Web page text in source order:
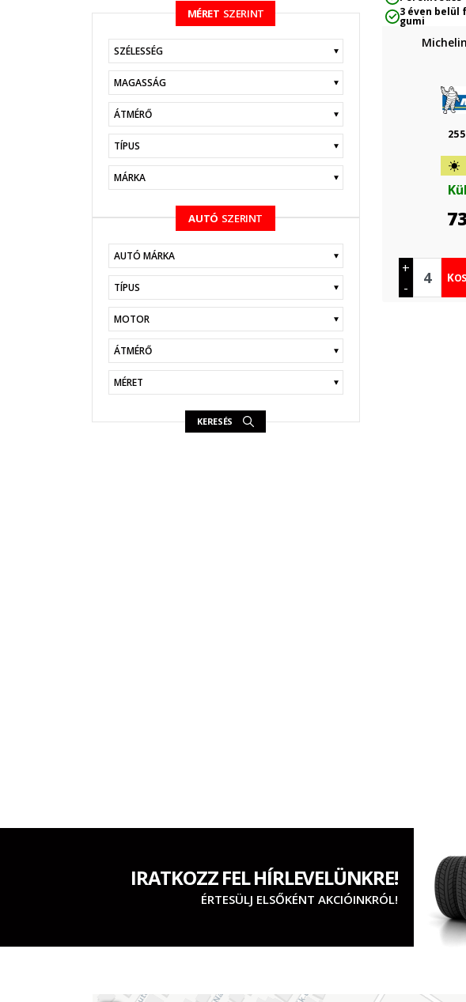
MÉRET SZERINT
KERESÉS
AUTÓ SZERINT
KERESÉS
3 éven
gumi
+
-
IRATKOZZ FEL HÍRLEVELÜNKRE!
ÉRTESÜLJ ELSŐKÉNT AKCIÓINKRÓL!